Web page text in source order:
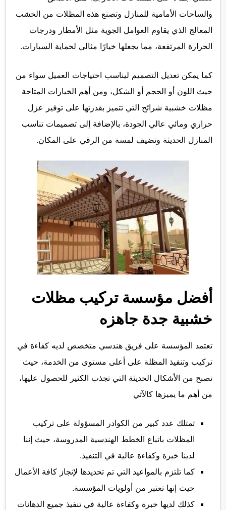
والساحات الأمامية للمنازل وتصنع هذه المظلات من الخشب
المعالج الذي يقاوم العوامل الجوية مثل الأمطار ودرجات
الحرارة المرتفعة، مما يجعلها خيارًا مثالي لحماية السيارات.
كما يمكن تعديل التصميم ليناسب احتياجات العميل سواء من
حيث اللون أو الحجم أو الشكل، ومن أهم الخيارات المتاحة
مظلات خشبية شرائح التي تتميز بقدرتها على توفير عزل
حراري ومائي عالي الجودة، بالإضافة إلى تصميمات تناسب
المنازل الحديثة وتضيف لمسة من الرقي على المكان.
أفضل مؤسسة تركيب مظلات
خشبية جدة جاهزه
تعتمد المؤسسة على فريق هندسي متخصص لديه كفاءة في
تركيب وتنفيذ المظلة على أعلى مستوى من الخدمة، حيث
تصبح من الأشكال الحديثة التي تجذب الكثير للحصول عليها،
من أهم ما يميزها كالآتي
تمتلك عدد كبير من الكوادر المسؤولة على تركيب
المظلات باتباع الخطط الهندسية المدروسة، حيث إننا
لدينا خبرة وكفاءة عالية في التنفيذ.
كما تلتزم بالمواعيد التي تم تحديدها لإنجاز كافة الأعمال
حيث إنها تعتبر من أولويات المؤسسة.
كذلك لديها خبرة وكفاءة عالية في تنفيذ جميع الدهانات